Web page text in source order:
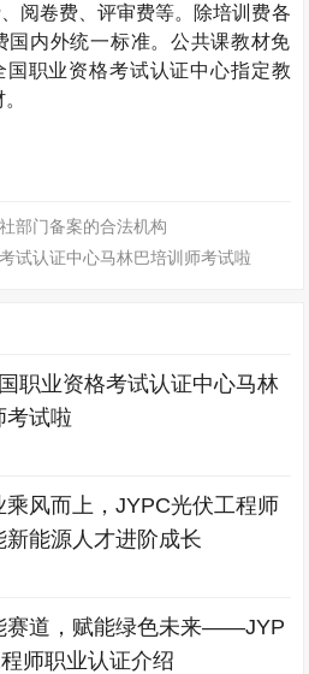
阅卷费、评审费等。除培训费各
国内外统一标准。公共课教材免
国职业资格考试认证中心指定教
部门备案的合法机构
试认证中心马林巴培训师考试啦
职业资格考试认证中心马林
考试啦
乘风而上，JYPC光伏工程师
新能源人才进阶成长
赛道，赋能绿色未来——JYP
师职业认证介绍